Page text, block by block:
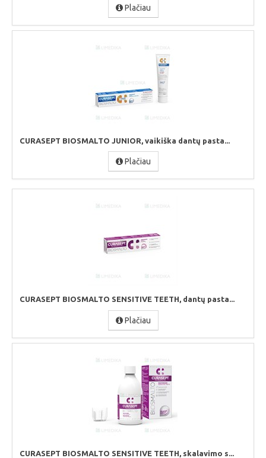
Plačiau
CURASEPT BIOSMALTO JUNIOR, vaikiška dantų pasta...
Plačiau
CURASEPT BIOSMALTO SENSITIVE TEETH, dantų pasta...
Plačiau
CURASEPT BIOSMALTO SENSITIVE TEETH, skalavimo s...